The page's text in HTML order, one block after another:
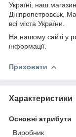
Україні, наш
Дніпропетровськ,
всі міста України.
На нашому сайті у
інформації.
Приховати
Характеристики
Основні атрибути
Виробник